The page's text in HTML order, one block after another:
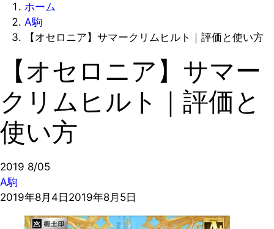
ホーム
A駒
【オセロニア】サマークリムヒルト｜評価と使い方
【オセロニア】サマー
クリムヒルト｜評価と
使い方
2019 8/05
A駒
2019年8月4日 2019年8月5日